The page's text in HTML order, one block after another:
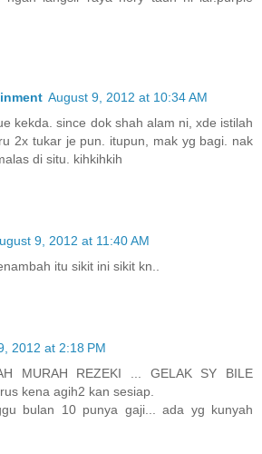
August 9, 2012 at 10:34 AM
kekda. since dok shah alam ni, xde istilah
2x tukar je pun. itupun, mak yg bagi. nak
di situ. kihkihkih
9, 2012 at 11:40 AM
itu sikit ini sikit kn..
2012 at 2:18 PM
MURAH REZEKI ... GELAK SY BILE
kena agih2 kan sesiap.
bulan 10 punya gaji... ada yg kunyah